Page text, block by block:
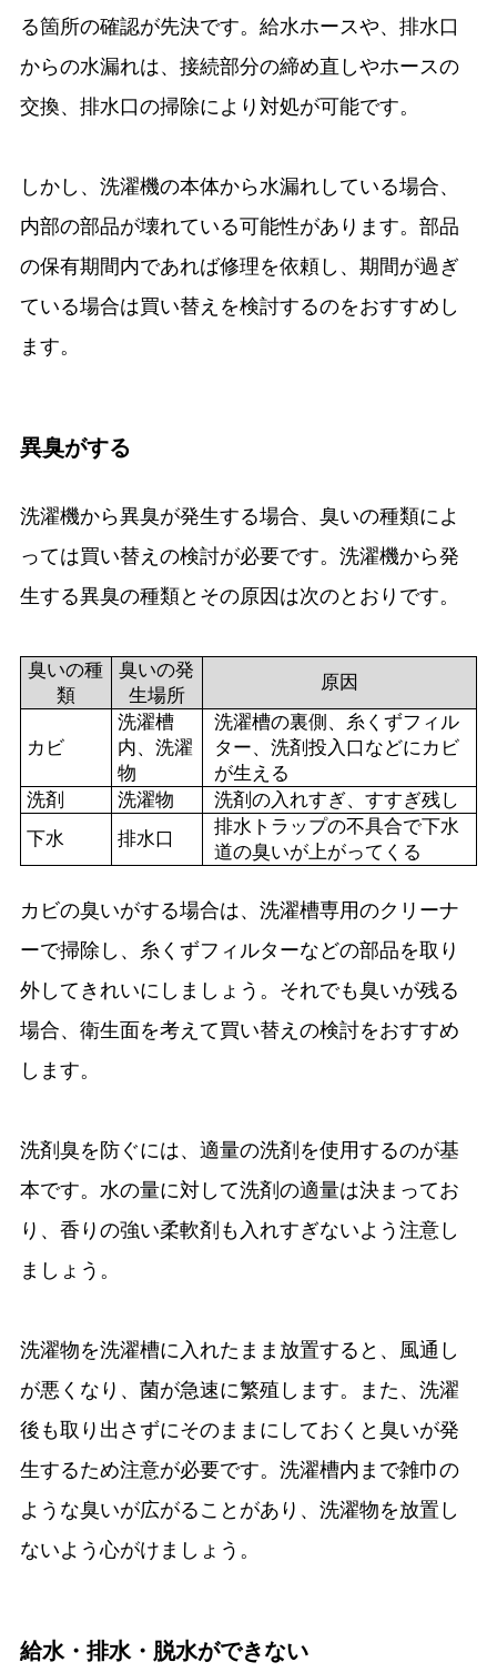
る箇所の確認が先決です。給水ホースや、排水口
からの水漏れは、接続部分の締め直しやホースの
交換、排水口の掃除により対処が可能です。
しかし、洗濯機の本体から水漏れしている場合、
内部の部品が壊れている可能性があります。部品
の保有期間内であれば修理を依頼し、期間が過ぎ
ている場合は買い替えを検討するのをおすすめし
ます。
異臭がする
洗濯機から異臭が発生する場合、臭いの種類によ
っては買い替えの検討が必要です。洗濯機から発
生する異臭の種類とその原因は次のとおりです。
臭いの種
類
臭いの発
生場所
原因
カビ
洗濯槽
内、洗濯
物
洗濯槽の裏側、糸くずフィル
ター、洗剤投入口などにカビ
が生える
洗剤
洗濯物
洗剤の入れすぎ、すすぎ残し
下水
排水口
排水トラップの不具合で下水
道の臭いが上がってくる
カビの臭いがする場合は、洗濯槽専用のクリーナ
ーで掃除し、糸くずフィルターなどの部品を取り
外してきれいにしましょう。それでも臭いが残る
場合、衛生面を考えて買い替えの検討をおすすめ
します。
洗剤臭を防ぐには、適量の洗剤を使用するのが基
本です。水の量に対して洗剤の適量は決まってお
り、香りの強い柔軟剤も入れすぎないよう注意し
ましょう。
洗濯物を洗濯槽に入れたまま放置すると、風通し
が悪くなり、菌が急速に繁殖します。また、洗濯
後も取り出さずにそのままにしておくと臭いが発
生するため注意が必要です。洗濯槽内まで雑巾の
ような臭いが広がることがあり、洗濯物を放置し
ないよう心がけましょう。
給水・排水・脱水ができない